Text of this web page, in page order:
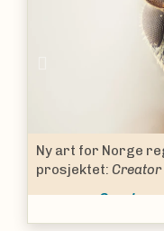
Ny art for Norge
prosjektet:
Creator